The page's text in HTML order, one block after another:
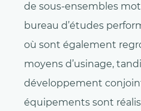
de sous-ensembles
bureau d’études
où sont également
moyens d’usinage,
développement
équipements sont